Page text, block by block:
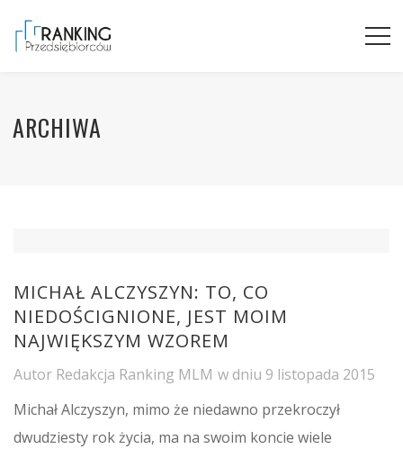
ARCHIWA
MICHAŁ ALCZYSZYN: TO, CO
NIEDOŚCIGNIONE, JEST MOIM
NAJWIĘKSZYM WZOREM
Autor Redakcja Ranking MLM w dniu 9 listopada 2015
Michał Alczyszyn, mimo że niedawno przekroczył
dwudziesty rok życia, ma na swoim koncie wiele